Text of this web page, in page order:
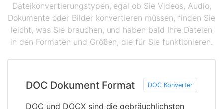
Dateikonvertierungstypen, egal ob Sie Videos, Audio,
Dokumente oder Bilder konvertieren müssen, finden Sie
leicht, was Sie brauchen, und haben bald Ihre Dateien
in den Formaten und Größen, die für Sie funktionieren.
DOC Dokument Format DOC Konverter
DOC und DOCX sind die gebräuchlichsten